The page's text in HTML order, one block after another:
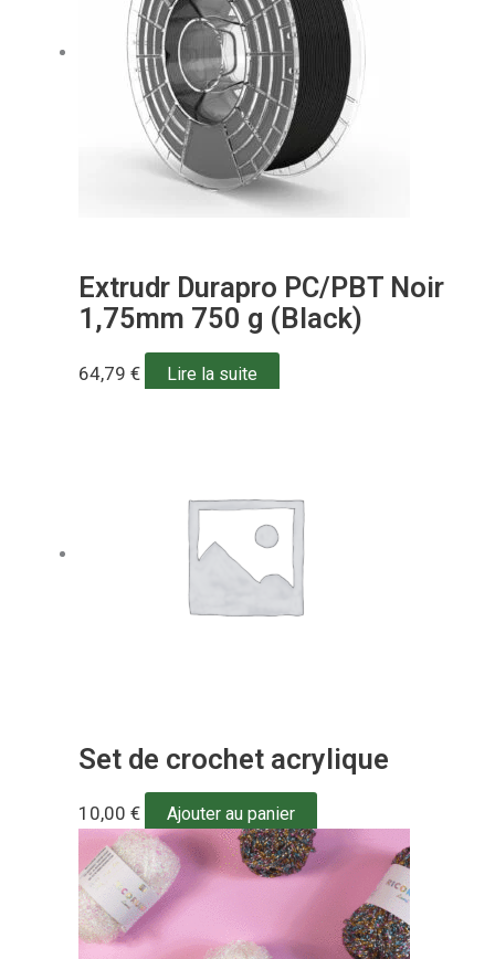
Extrudr Durapro PC/PBT Noir
1,75mm 750 g (Black)
64,79 € Lire la suite
Set de crochet acrylique
10,00 € Ajouter au panier